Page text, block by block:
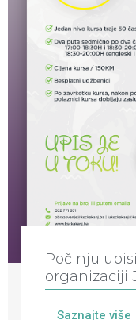
Počinju
organizaciji
Saznajte više